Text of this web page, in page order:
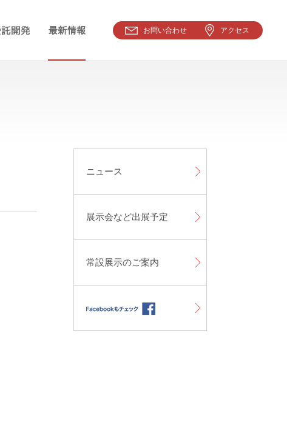
お問い合わせ アクセス
ニュース
展示会など出展予定
常設展示のご案内